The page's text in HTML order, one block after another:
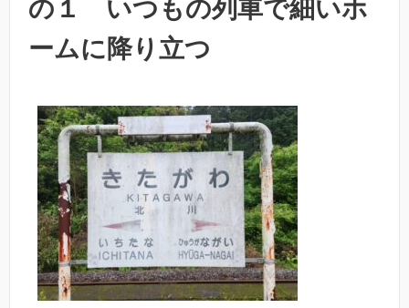
の１ いつもの列車で細いホ
ームに降り立つ